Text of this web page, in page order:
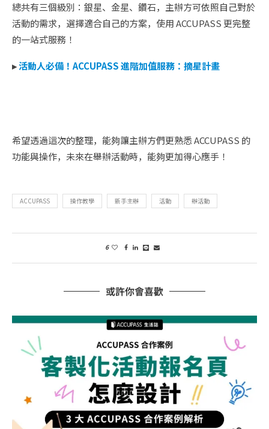
總共有三個級別：銀星、金星、鑽石，主辦方可依照自己對於
活動的需求，選擇適合自己的方案，使用 ACCUPASS 更完整
的一站式服務！
▸活動人必備！ACCUPASS 進階加值服務：摘星計畫
希望透過這次的整理，能夠讓主辦方們更熟悉 ACCUPASS 的
功能與操作，未來在舉辦活動時，能夠更加得心應手！
ACCUPASS 操作教學 新手主辦 活動 辦活動
6
或許你會喜歡